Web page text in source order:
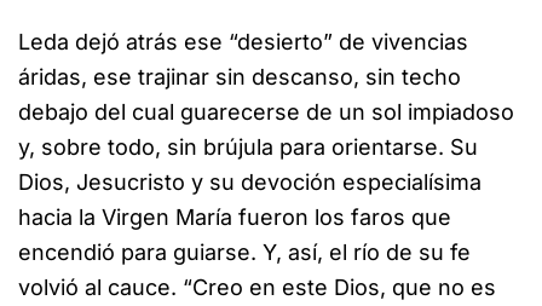
Leda dejó atrás ese “desierto” de vivencias
áridas, ese trajinar sin descanso, sin techo
debajo del cual guarecerse de un sol impiadoso
y, sobre todo, sin brújula para orientarse. Su
Dios, Jesucristo y su devoción especialísima
hacia la Virgen María fueron los faros que
encendió para guiarse. Y, así, el río de su fe
volvió al cauce. “Creo en este Dios, que no es